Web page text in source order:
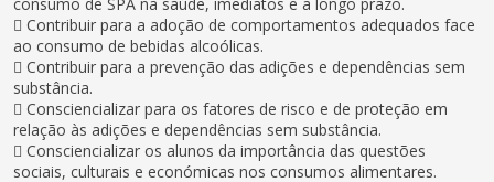
 Contribuir para a adoção de comportamentos adequados face
ao consumo de bebidas alcoólicas.
 Contribuir para a prevenção das adições e dependências sem
substância.
 Consciencializar para os fatores de risco e de proteção em
relação às adições e dependências sem substância.
 Consciencializar os alunos da importância das questões
sociais, culturais e económicas nos consumos alimentares.